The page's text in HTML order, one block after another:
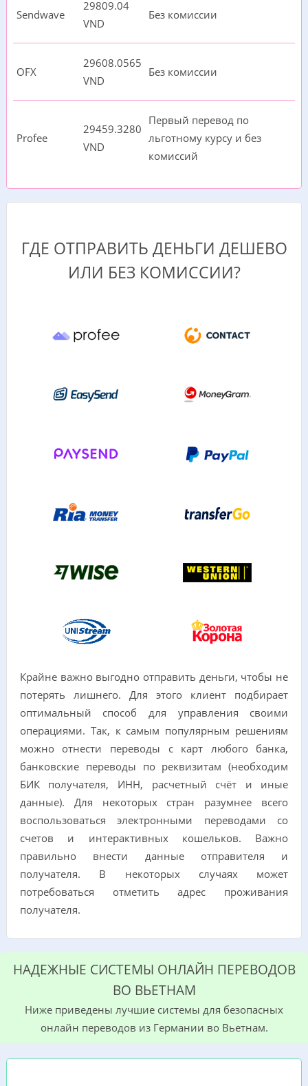
Sendwave
29809.04
VND
Без комиссии
OFX
29608.0565
VND
Без комиссии
Profee
29459.3280
VND
Первый перевод по
льготному курсу и без
комиссий
ГДЕ ОТПРАВИТЬ ДЕНЬГИ ДЕШЕВО
ИЛИ БЕЗ КОМИССИИ?
Крайне важно выгодно отправить деньги, чтобы не
потерять лишнего. Для этого клиент подбирает
оптимальный способ для управления своими
операциями. Так, к самым популярным решениям
можно отнести переводы с карт любого банка,
банковские переводы по реквизитам (необходим
БИК получателя, ИНН, расчетный счёт и иные
данные). Для некоторых стран разумнее всего
воспользоваться электронными переводами со
счетов и интерактивных кошельков. Важно
правильно внести данные отправителя и
получателя. В некоторых случаях может
потребоваться отметить адрес проживания
получателя.
НАДЕЖНЫЕ СИСТЕМЫ ОНЛАЙН ПЕРЕВОДОВ
ВО ВЬЕТНАМ
Ниже приведены лучшие сиcтемы для безопасных
онлайн переводов из Германии во Вьетнам.